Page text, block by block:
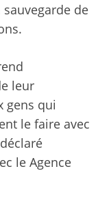
de
leur
gens qui
le faire avec
le Agence